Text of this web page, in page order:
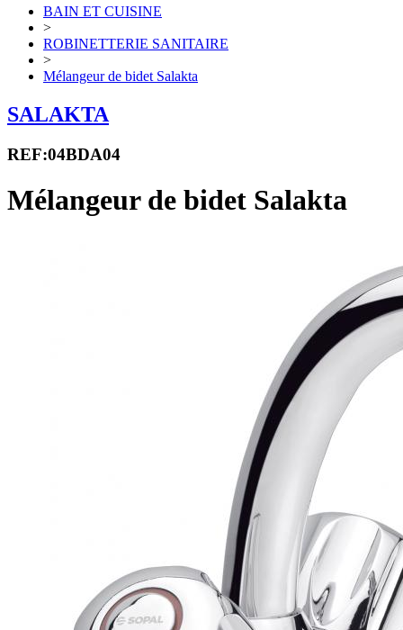
BAIN ET CUISINE
>
ROBINETTERIE SANITAIRE
>
Mélangeur de bidet Salakta
SALAKTA
REF:04BDA04
Mélangeur de bidet Salakta